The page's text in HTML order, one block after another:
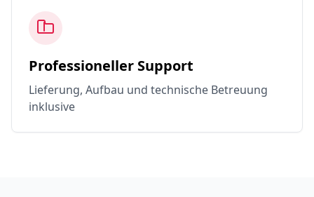
Professioneller Support
Lieferung, Aufbau und technische Betreuung
inklusive